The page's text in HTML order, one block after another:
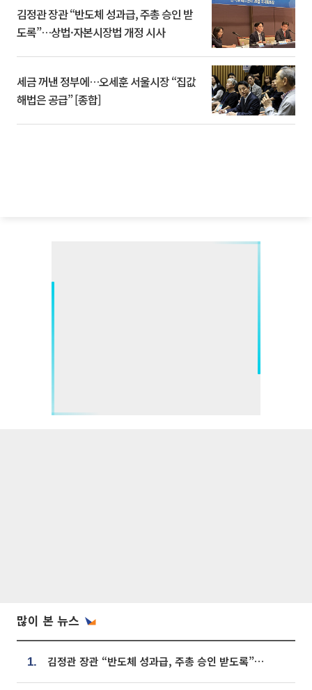
김정관 장관 “반도체 성과급, 주총 승인 받
도록”…상법·자본시장법 개정 시사
세금 꺼낸 정부에…오세훈 서울시장 “집값
해법은 공급” [종합]
많이 본 뉴스
1. 김정관 장관 “반도체 성과급, 주총 승인 받도록”…상법·자본시장법 개정 시사